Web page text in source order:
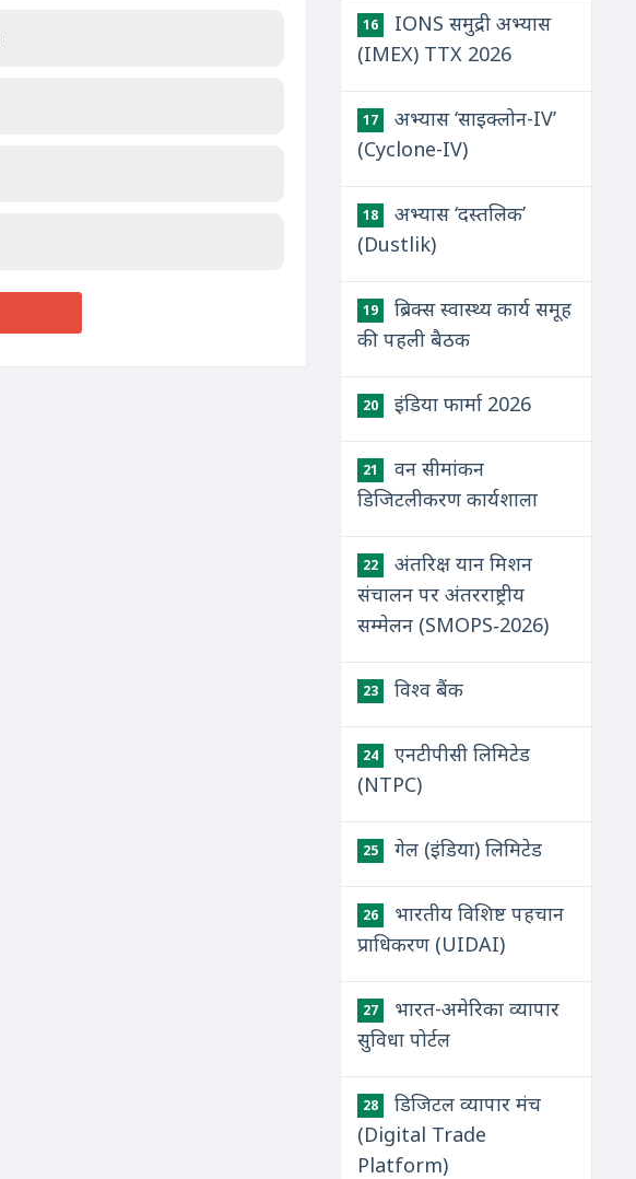
16
IONS समुद्री अभ्यास
(IMEX) TTX 2026
17
अभ्यास ‘साइक्लोन-IV’
(Cyclone-IV)
18
अभ्यास ‘दस्तलिक’
(Dustlik)
19
ब्रिक्स स्वास्थ्य कार्य समूह
की पहली बैठक
20 इंडिया फार्मा 2026
21
वन सीमांकन
डिजिटलीकरण कार्यशाला
22
अंतरिक्ष यान मिशन
संचालन पर अंतरराष्ट्रीय
सम्मेलन (SMOPS‑2026)
23 विश्व बैंक
24
एनटीपीसी लिमिटेड
(NTPC)
25 गेल (इंडिया) लिमिटेड
26
भारतीय विशिष्ट पहचान
प्राधिकरण (UIDAI)
27
भारत-अमेरिका व्यापार
सुविधा पोर्टल
28
डिजिटल व्यापार मंच
(Digital Trade
Platform)